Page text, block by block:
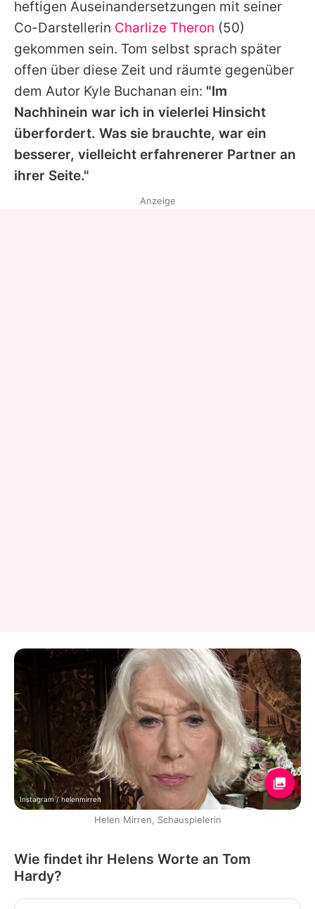
heftigen Auseinandersetzungen mit seiner
Co-Darstellerin Charlize Theron (50)
gekommen sein. Tom selbst sprach später
offen über diese Zeit und räumte gegenüber
dem Autor Kyle Buchanan ein: "Im
Nachhinein war ich in vielerlei Hinsicht
überfordert. Was sie brauchte, war ein
besserer, vielleicht erfahrenerer Partner an
ihrer Seite."
Anzeige
Instagram / helenmirren
Helen Mirren, Schauspielerin
Wie findet ihr Helens Worte an Tom
Hardy?